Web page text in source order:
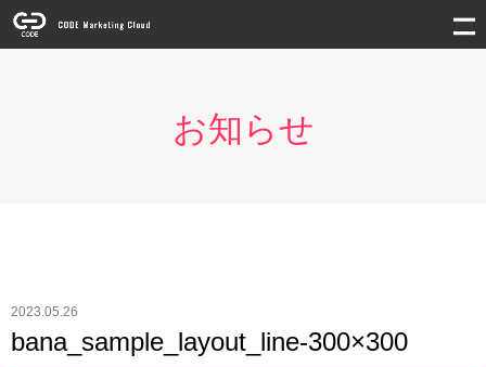
お知らせ
2023.05.26
bana_sample_layout_line-300×300